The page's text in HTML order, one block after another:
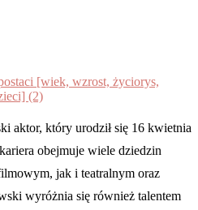
aktor, który urodził się 16 kwietnia
obejmuje wiele dziedzin
jak i teatralnym oraz
wyróżnia się również talentem